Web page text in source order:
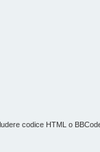
codice HTML o